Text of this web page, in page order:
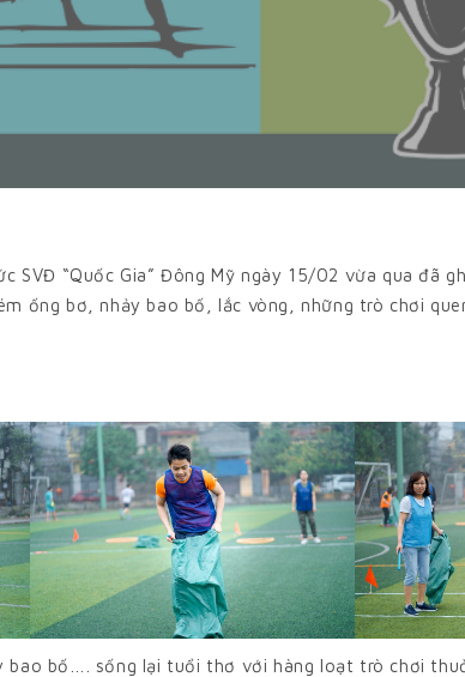
SVĐ “Quốc Gia” Đông Mỹ ngày 15/02 vừa qua đã
ống bơ, nhảy bao bố, lắc vòng, những trò chơi
bao bố…. sống lại tuổi thơ với hàng loạt trò chơi